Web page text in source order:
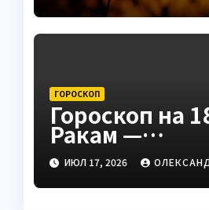
ГОРОСКОП
Гороскоп на
Ракам —
чувства,
особый день
ИЮЛ 17, 2026